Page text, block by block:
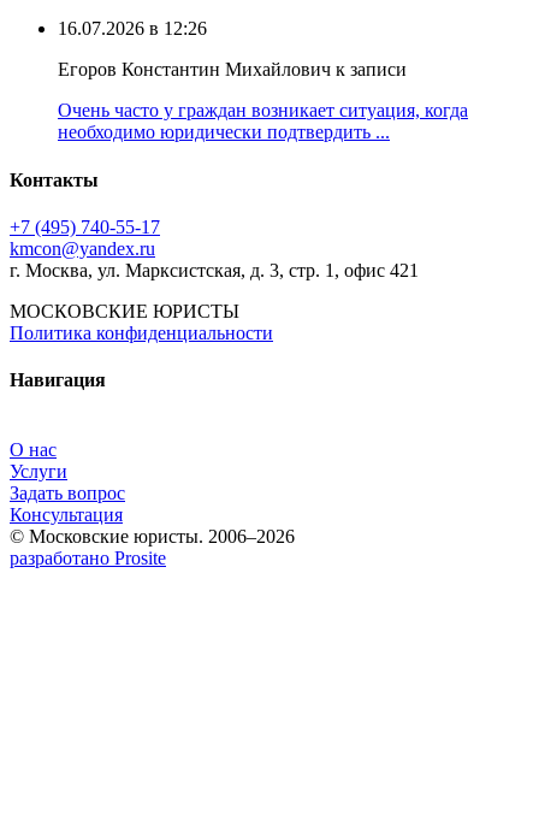
16.07.2026 в 12:26
Егоров Константин Михайлович к записи
Очень часто у граждан возникает ситуация, когда
необходимо юридически подтвердить ...
Контакты
+7 (495) 740‑55‑17
kmcon@yandex.ru
г. Москва, ул. Марксистская, д. 3, стр. 1, офис 421
МОСКОВСКИЕ ЮРИСТЫ
Политика конфиденциальности
Навигация
О нас
Услуги
Задать вопрос
Консультация
© Московские юристы. 2006–2026
разработано Prosite